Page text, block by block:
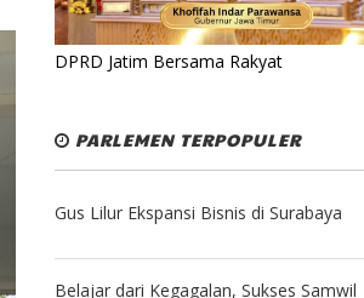
DPRD Jatim Bersama Rakyat
PARLEMEN TERPOPULER
Gus Lilur Ekspansi Bisnis di Surabaya
Belajar dari Kegagalan, Sukses Samwil